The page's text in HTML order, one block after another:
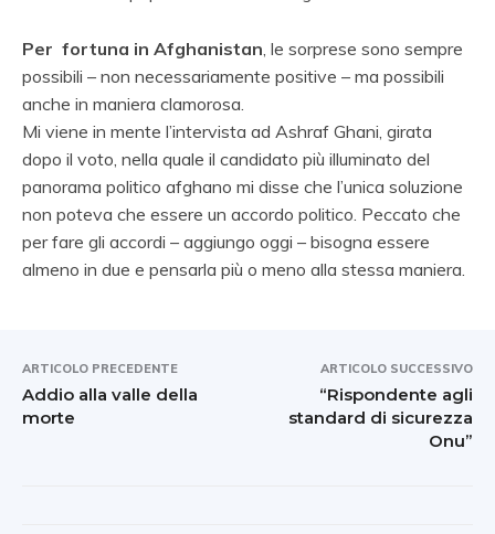
Per fortuna in Afghanistan , le sorprese sono sempre
possibili – non necessariamente positive – ma possibili
anche in maniera clamorosa.
Mi viene in mente l’intervista ad Ashraf Ghani, girata
dopo il voto, nella quale il candidato più illuminato del
panorama politico afghano mi disse che l’unica soluzione
non poteva che essere un accordo politico. Peccato che
per fare gli accordi – aggiungo oggi – bisogna essere
almeno in due e pensarla più o meno alla stessa maniera.
ARTICOLO PRECEDENTE
Addio alla valle della
morte
ARTICOLO SUCCESSIVO
“Rispondente agli
standard di sicurezza
Onu”